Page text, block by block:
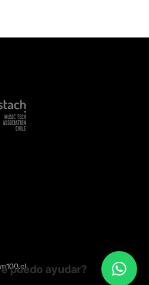
puedo ayudar?